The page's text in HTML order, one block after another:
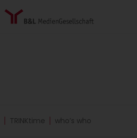
TRINKtime who’s who